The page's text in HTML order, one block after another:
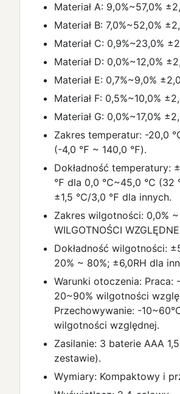
Materiał A: 9,0%~57,0%
Materiał B: 7,0%~52,0%
Materiał C: 0,9%~23,0%
Materiał D: 0,0%~12,0%
Materiał E: 0,7%~9,0%
Materiał F: 0,5%~10,0%
Materiał G: 0,0%~17,0%
Zakres temperatur: -
(-4,0 ℉ ~ 140,0 ℉).
Dokładność temperatury:
℉ dla 0,0 ℃~45,0 ℃ (32
±1,5 ℃/3,0 ℉ dla innych.
Zakres wilgotności: 0,0%
WILGOTNOŚCI
Dokładność wilgotności:
20% ~ 80%; ±6,0RH dla
Warunki otoczenia: Praca:
20~90% wilgotności
Przechowywanie: -
wilgotności względnej.
Zasilanie: 3 baterie AAA
zestawie).
Wymiary: Kompaktowy i